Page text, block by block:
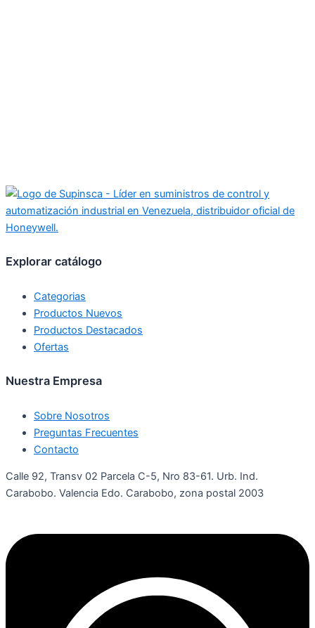
Explorar catálogo
Categorias
Productos Nuevos
Productos Destacados
Ofertas
Nuestra Empresa
Sobre Nosotros
Preguntas Frecuentes
Contacto
Calle 92, Transv 02 Parcela C-5, Nro 83-61. Urb. Ind.
Carabobo. Valencia Edo. Carabobo, zona postal 2003